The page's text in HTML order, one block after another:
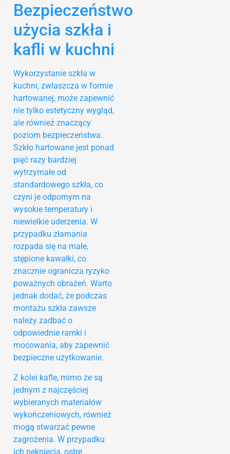
Bezpieczeństwo
użycia szkła i
kafli w kuchni
Wykorzystanie szkła w
kuchni, zwłaszcza w formie
hartowanej, może zapewnić
nie tylko estetyczny wygląd,
ale również znaczący
poziom bezpieczeństwa.
Szkło hartowane jest ponad
pięć razy bardziej
wytrzymałe od
standardowego szkła, co
czyni je odpornym na
wysokie temperatury i
niewielkie uderzenia. W
przypadku złamania
rozpada się na małe,
stępione kawałki, co
znacznie ogranicza ryzyko
poważnych obrażeń. Warto
jednak dodać, że podczas
montażu szkła zawsze
należy zadbać o
odpowiednie ramki i
mocowania, aby zapewnić
bezpieczne użytkowanie.
Z kolei kafle, mimo że są
jednym z najczęściej
wybieranych materiałów
wykończeniowych, również
mogą stwarzać pewne
zagrożenia. W przypadku
ich pęknięcia, ostre